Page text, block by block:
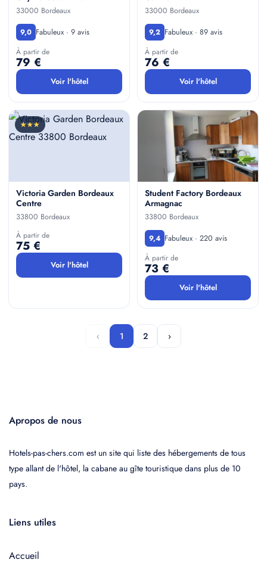
33000 Bordeaux
9,0 Fabuleux · 9 avis
À partir de
79 €
Voir l'hôtel
33000 Bordeaux
9,2 Fabuleux · 89 avis
À partir de
76 €
Voir l'hôtel
★★★
Victoria Garden Bordeaux
Centre
33800 Bordeaux
À partir de
75 €
Voir l'hôtel
Student Factory Bordeaux
Armagnac
33800 Bordeaux
9,4 Fabuleux · 220 avis
À partir de
73 €
Voir l'hôtel
‹ 1 2 ›
Apropos de nous
Hotels-pas-chers.com est un site qui liste des hébergements de tous
type allant de l'hôtel, la cabane au gîte touristique dans plus de 10
pays.
Liens utiles
Accueil